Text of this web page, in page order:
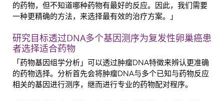
的药物，但不知道哪种药物有最好的反应。因此，我们需要
一种更精确的方法，来选择最有效的治疗方案。」
研究目标透过DNA多个基因测序为复发性卵巢癌患
者选择适合药物
「药物基因组学分析」可以透过肿瘤DNA特徵来辨认更准确
的药物选择。分析首先会将肿瘤DNA与多个已知与药物反应
相关的基因进行测序，继而进行专业的药物配对程序。